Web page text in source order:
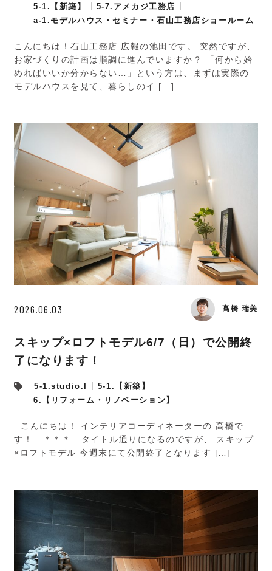
5-1.【新築】
5-7.アメカジ工務店
a-1.モデルハウス・セミナー・石山工務店ショールーム
こんにちは！石山工務店 広報の池田です。 突然ですが、
お家づくりの計画は順調に進んでいますか？ 「何から始
めればいいか分からない…」という方は、まずは実際の
モデルハウスを見て、暮らしのイ […]
2026.06.03 髙橋 瑞美
スキップ×ロフトモデル6/7（日）で公開終
了になります！
5-1.studio.I
5-1.【新築】
6.【リフォーム・リノベーション】
こんにちは！ インテリアコーディネーターの 高橋で
す！ ＊＊＊ タイトル通りになるのですが、 スキップ
×ロフトモデル 今週末にて公開終了となります […]